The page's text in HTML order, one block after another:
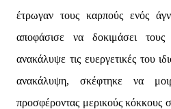
έτρωγαν τους καρπούς ενός
αποφάσισε να δοκιμάσει τους
ανακάλυψε τις ευεργετικές του
ανακάλυψη, σκέφτηκε να
προσφέροντας μερικούς κόκκους